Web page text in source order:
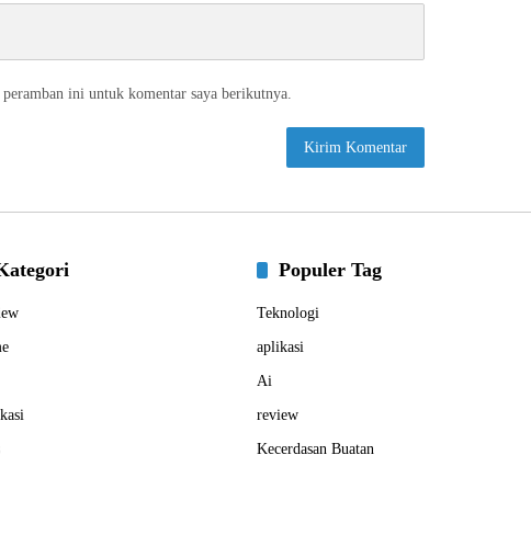
ini untuk komentar saya berikutnya.
Populer Tag
Teknologi
aplikasi
Ai
review
Kecerdasan Buatan